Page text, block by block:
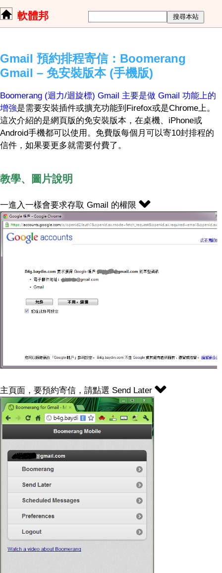
軟體邦
Gmail 預約排程寄信：Boomerang
Gmail – 免安裝版本 (手機版)
Boomerang (迴力/迴旋標) Gmail 主要是做 Gmail 功能上的
增強是需要安裝插件或擴充功能到Firefox或是Chrome上。
這次介紹的是網頁版的免安裝版本，在桌機、iPhone或
Android手機都可以使用。免費版每個月可以寄10封排程的
信件，如果要更多就需要付費了。
教學、圖片說明
一進入一樣會要求存取 Gmail 的權限
主頁面，要預約寄信，請點選 Send Later